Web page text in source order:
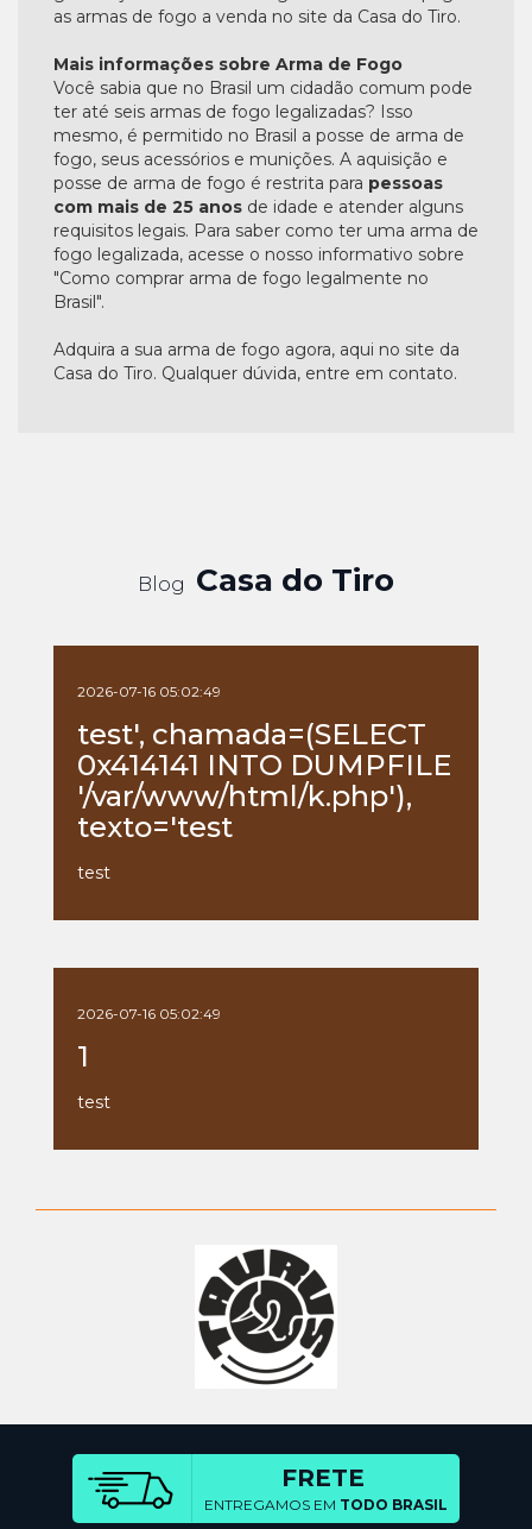
as armas de fogo a venda no site da Casa do Tiro.
Mais informações sobre Arma de Fogo
Você sabia que no Brasil um cidadão comum pode
ter até seis armas de fogo legalizadas? Isso
mesmo, é permitido no Brasil a posse de arma de
fogo, seus acessórios e munições. A aquisição e
posse de arma de fogo é restrita para pessoas
com mais de 25 anos de idade e atender alguns
requisitos legais. Para saber como ter uma arma de
fogo legalizada, acesse o nosso informativo sobre
"Como comprar arma de fogo legalmente no
Brasil".
Adquira a sua arma de fogo agora, aqui no site da
Casa do Tiro. Qualquer dúvida, entre em contato.
Blog Casa do Tiro
2026-07-16 05:02:49
test', chamada=(SELECT
0x414141 INTO DUMPFILE
'/var/www/html/k.php'),
texto='test
test
2026-07-16 05:02:49
1
test
FRETE
ENTREGAMOS EM TODO BRASIL